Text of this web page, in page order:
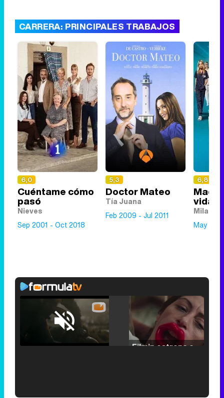
CARRERA: PRINCIPALES TRABAJOS
6,0
Cuéntame cómo
pasó
Nieves
Sep 2001 - Oct 2018
5,3
Doctor Mateo
Tía Juana
Feb 2009 - Jul 2011
6,8
vida
Mila
May
Unmute /
Loaded
25.30%